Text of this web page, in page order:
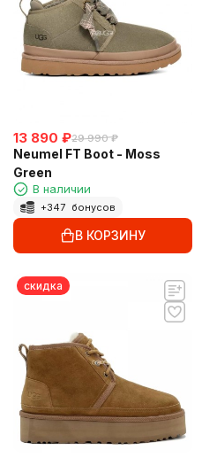
13 890 ₽29 990 ₽
Neumel FT Boot - Moss
Green
В наличии
+347 бонусов
В КОРЗИНУ
скидка